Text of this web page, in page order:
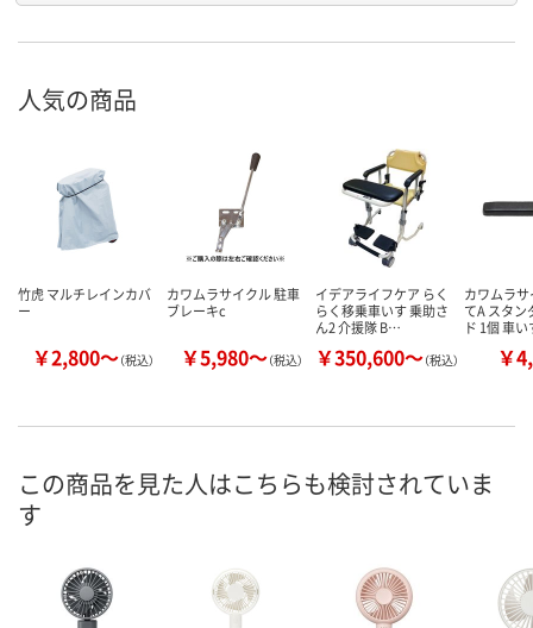
人気の商品
竹虎 マルチレインカバ
ー
￥2,800～（税込）
カワムラサイクル 駐車
ブレーキc
￥5,980～（税込）
イデアライフケア らく
らく移乗車いす 乗助さ
ん2 介援隊 B…
￥350,600～（税込）
カワムラ
てA スタン
ド 1個 車
￥
この商品を見た人はこちらも検討されていま
す